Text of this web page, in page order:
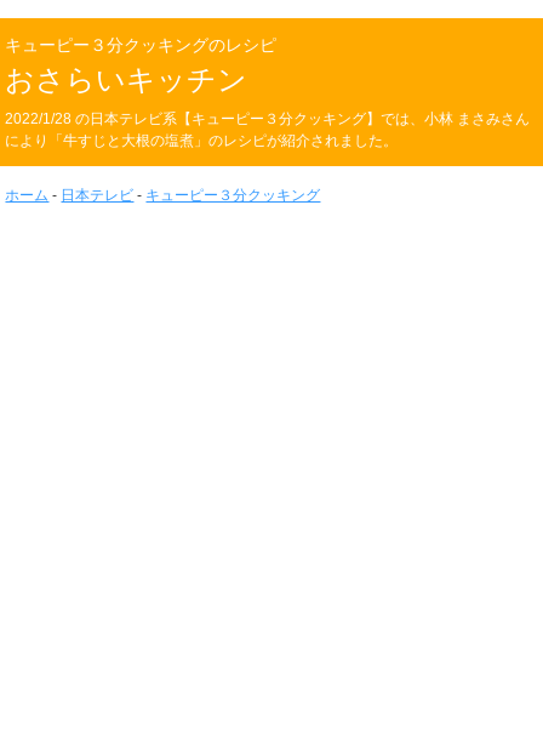
キューピー３分クッキングのレシピ
おさらいキッチン
2022/1/28 の日本テレビ系【キューピー３分クッキング】では、小林 まさみさん
により「牛すじと大根の塩煮」のレシピが紹介されました。
ホーム - 日本テレビ - キューピー３分クッキング